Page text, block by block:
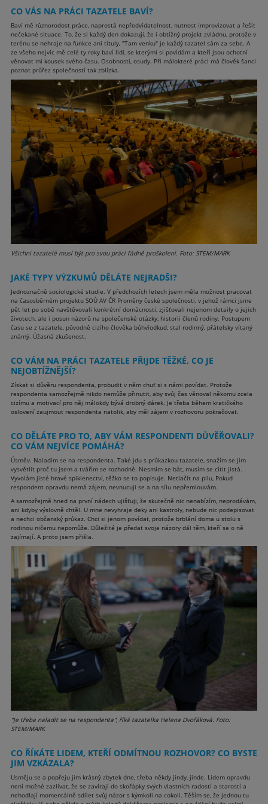
CO VÁS NA PRÁCI TAZATELE BAVÍ?
Baví mě různorodost práce, naprostá nepředvídatelnost, nutnost improvizovat a řešit
nečekané situace. To, že si každý den dokazuji, že i obtížný projekt zvládnu, protože v
terénu se nehraje na funkce ani tituly, "Tam venku" je každý tazatel sám za sebe. A
ze všeho nejvíc mě celé ty roky baví lidi, se kterými si povídám a kteří jsou ochotní
věnovat mi kousek svého času. Osobnosti, osudy. Při málokteré práci má člověk šanci
poznat průřez společností tak zblízka.
Všichni tazatelé musí být pro svou práci řádně proškoleni. Foto: STEM/MARK
JAKÉ TYPY VÝZKUMŮ DĚLÁTE NEJRADŠI?
Jednoznačně sociologické studie. V předchozích letech jsem měla možnost pracovat
na časosběrném projektu SOÚ AV ČR Proměny české společnosti, v jehož rámci jsme
pět let po sobě navštěvovali konkrétní domácnosti, zjišťovali nejenom detaily o jejich
životech, ale i posun názorů na společenské otázky, historii členů rodiny. Postupem
času se z tazatele, původně cizího člověka bůhvíodkud, stal rodinný, přátelsky vítaný
známý. Úžasná zkušenost.
CO VÁM NA PRÁCI TAZATELE PŘIJDE TĚŽKÉ, CO JE
NEJOBTÍŽNĚJŠÍ?
Získat si důvěru respondenta, probudit v něm chuť si s námi povídat. Protože
respondenta samozřejmě nikdo nemůže přinutit, aby svůj čas věnoval někomu zcela
cizímu a motivací pro něj málokdy bývá drobný dárek. Je třeba během kratičkého
oslovení zaujmout respondenta natolik, aby měl zájem v rozhovoru pokračovat.
CO DĚLÁTE PRO TO, ABY VÁM RESPONDENTI DŮVĚŘOVALI?
CO VÁM NEJVÍCE POMÁHÁ?
Úsměv. Naladím se na respondenta. Také jdu s průkazkou tazatele, snažím se jim
vysvětlit proč tu jsem a tvářím se rozhodně. Nesmím se bát, musím se cítit jistá.
Vyvolám jisté hravé spiklenectví, těžko se to popisuje. Netlačit na pilu, Pokud
respondent opravdu nemá zájem, nevnucuji se a na sílu nepřemlouvám.
A samozřejmě hned na první nádech ujišťuji, že skutečně nic nenabízím, neprodávám,
ani kdyby výslovně chtěl. U mne nevyhraje deky ani kastroly, nebude nic podepisovat
a nechci občanský průkaz. Chci si jenom povídat, protože brblání doma u stolu s
rodinou ničemu nepomůže. Důležité je předat svoje názory dál těm, kteří se o ně
zajímají. A proto jsem přišla.
"Je třeba naladit se na respondenta", říká tazatelka Helena Dvořáková. Foto:
STEM/MARK
CO ŘÍKÁTE LIDEM, KTEŘÍ ODMÍTNOU ROZHOVOR? CO BYSTE
JIM VZKÁZALA?
Usměju se a popřeju jim krásný zbytek dne, třeba někdy jindy, jinde. Lidem opravdu
není možné zazlívat, že se zavírají do skořápky svých vlastních radostí a starostí a
nehodlají momentálně sdílet svůj názor s kýmkoli na cokoli. Těším se, že jednou tu